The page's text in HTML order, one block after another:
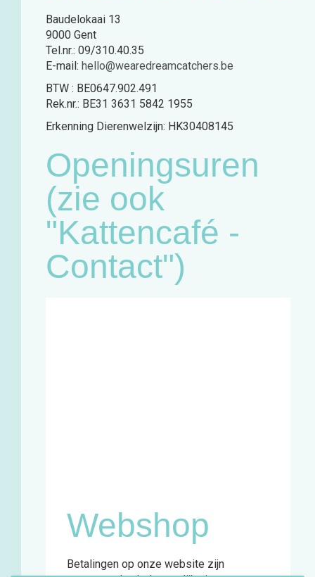
Baudelokaai 13
9000 Gent
Tel.nr.: 09/310.40.35
E-mail: hello@wearedreamcatchers.be
BTW : BE0647.902.491
Rek.nr.: BE31 3631 5842 1955
Erkenning Dierenwelzijn: HK30408145
Openingsuren
(zie ook
"Kattencafé -
Contact")
Webshop
Betalingen op onze website zijn